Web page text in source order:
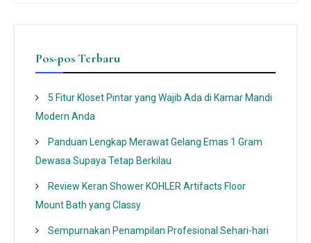
Pos-pos Terbaru
5 Fitur Kloset Pintar yang Wajib Ada di Kamar Mandi
Modern Anda
Panduan Lengkap Merawat Gelang Emas 1 Gram
Dewasa Supaya Tetap Berkilau
Review Keran Shower KOHLER Artifacts Floor
Mount Bath yang Classy
Sempurnakan Penampilan Profesional Sehari-hari